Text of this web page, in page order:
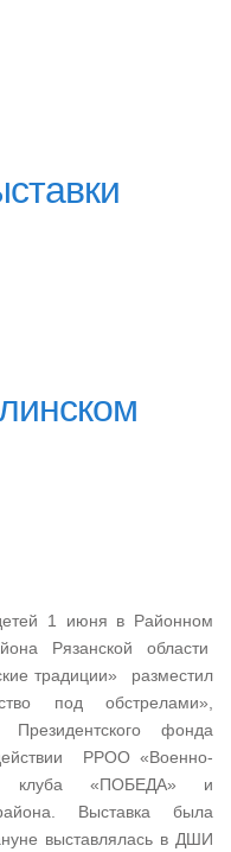
1 июня в Районном
Рязанской области
традиции» разместил
под обстрелами»,
фонда
РРОО «Военно-
клуба «ПОБЕДА» и
Выставка была
выставлялась в ДШИ